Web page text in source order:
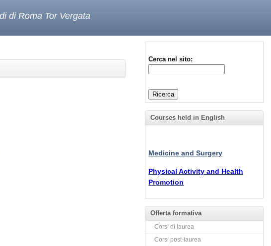
di Roma Tor Vergata
Cerca nel sito:
Courses held in English
Medicine and Surgery
Physical Activity and Health
Promotion
Offerta formativa
Corsi di laurea
Corsi post-laurea